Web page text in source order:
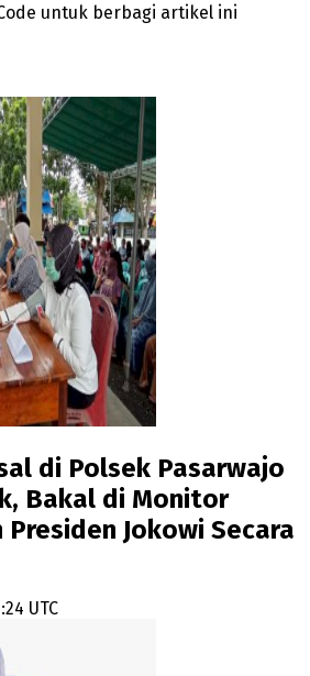
untuk berbagi artikel ini
di Polsek Pasarwajo
Bakal di Monitor
Jokowi Secara
UTC